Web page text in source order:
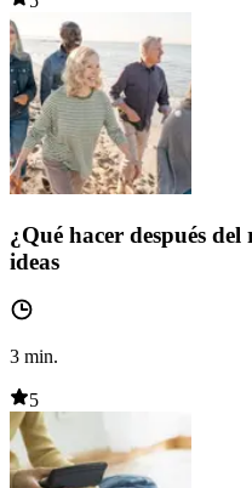
¿Qué hacer después
ideas
3 min.
5